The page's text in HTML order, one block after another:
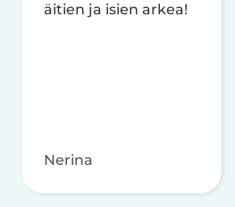
äitien ja isien arkea!
Nerina